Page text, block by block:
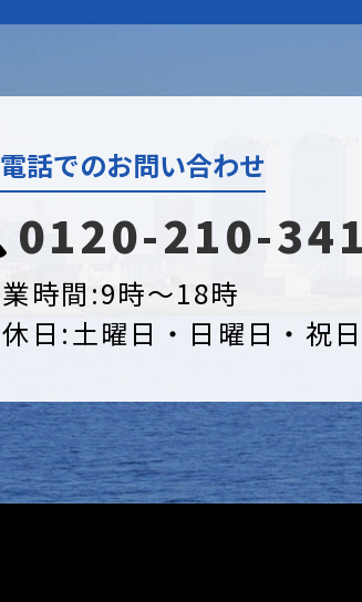
話でのお問い合わせ
0120-210-341
時間:9時〜18時
日:土曜日・日曜日・祝日